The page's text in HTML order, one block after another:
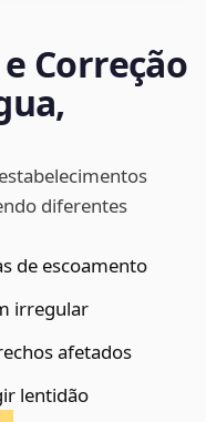
Correção
diferentes
de escoamento
irregular
afetados
lentidão